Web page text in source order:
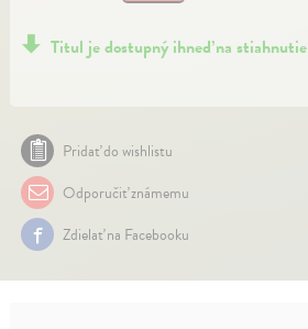
Titul je dostupný ihneď na stiahnutie
Pridať do wishlistu
Odporučiť známemu
Zdielať na Facebooku